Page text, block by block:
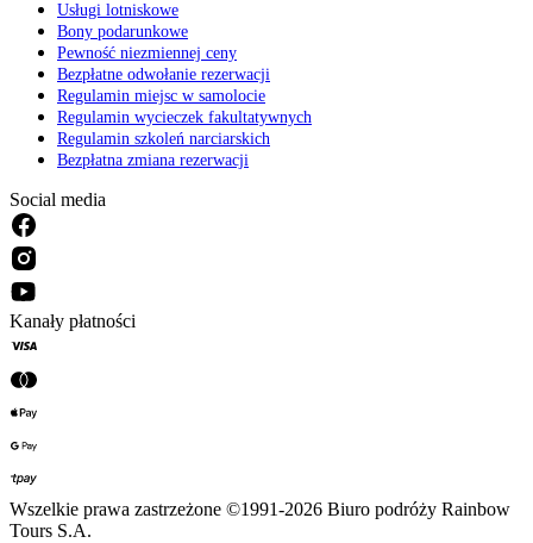
Usługi lotniskowe
Bony podarunkowe
Pewność niezmiennej ceny
Bezpłatne odwołanie rezerwacji
Regulamin miejsc w samolocie
Regulamin wycieczek fakultatywnych
Regulamin szkoleń narciarskich
Bezpłatna zmiana rezerwacji
Social media
Kanały płatności
Wszelkie prawa zastrzeżone ©1991-2026 Biuro podróży Rainbow
Tours S.A.